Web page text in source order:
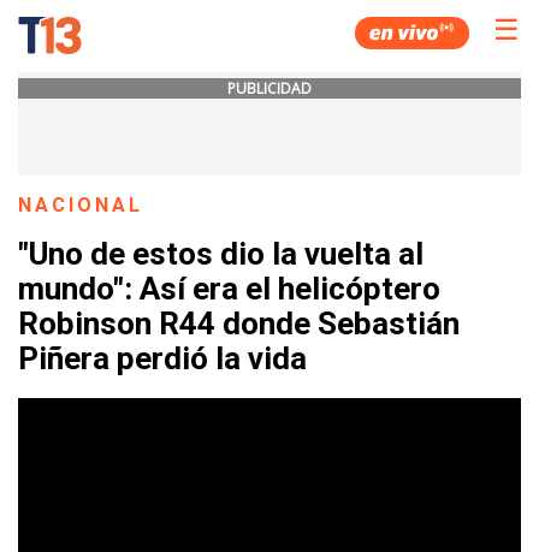
☰
PUBLICIDAD
NACIONAL
"Uno de estos dio la vuelta al
mundo": Así era el helicóptero
Robinson R44 donde Sebastián
Piñera perdió la vida